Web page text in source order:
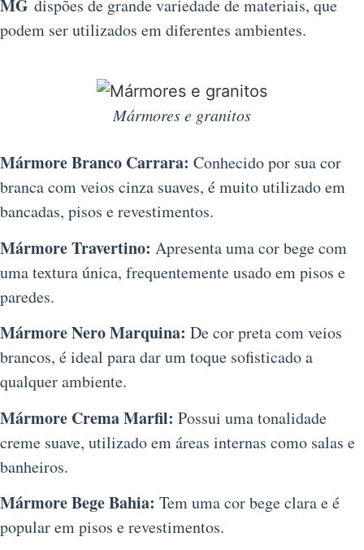
MG dispões de grande variedade de materiais, que
podem ser utilizados em diferentes ambientes.
Mármores e granitos
Mármore Branco Carrara: Conhecido por sua cor
branca com veios cinza suaves, é muito utilizado em
bancadas, pisos e revestimentos.
Mármore Travertino: Apresenta uma cor bege com
uma textura única, frequentemente usado em pisos e
paredes.
Mármore Nero Marquina: De cor preta com veios
brancos, é ideal para dar um toque sofisticado a
qualquer ambiente.
Mármore Crema Marfil: Possui uma tonalidade
creme suave, utilizado em áreas internas como salas e
banheiros.
Mármore Bege Bahia: Tem uma cor bege clara e é
popular em pisos e revestimentos.